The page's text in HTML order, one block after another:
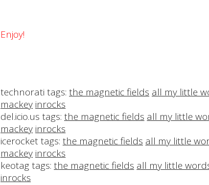
Enjoy!
technorati tags: the magnetic fields all my little
mackey inrocks
del.icio.us tags: the magnetic fields all my little
mackey inrocks
icerocket tags: the magnetic fields all my little
mackey inrocks
keotag tags: the magnetic fields all my little
inrocks